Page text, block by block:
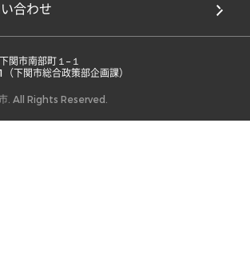
合わせ
下関市総合政策部企画課）
. All Rights Reserved.